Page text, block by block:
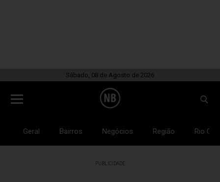
Sábado, 08 de Agosto de 2026
Geral Bairros Negócios Região Rio
PUBLICIDADE